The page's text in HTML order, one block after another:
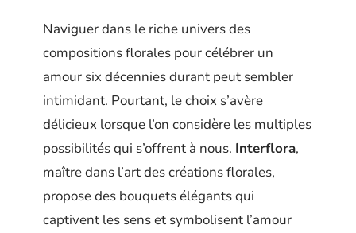
Naviguer dans le riche univers des
compositions florales pour célébrer un
amour six décennies durant peut sembler
intimidant. Pourtant, le choix s’avère
délicieux lorsque l’on considère les multiples
possibilités qui s’offrent à nous. Interflora,
maître dans l’art des créations florales,
propose des bouquets élégants qui
captivent les sens et symbolisent l’amour